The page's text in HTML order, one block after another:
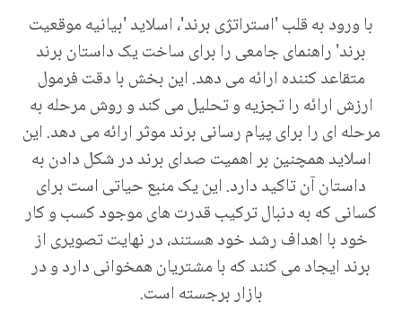
با ورود به قلب 'استراتژی برند'، اسلاید 'بیانیه موقعیت
برند' راهنمای جامعی را برای ساخت یک داستان برند
متقاعد کننده ارائه می دهد. این بخش با دقت فرمول
ارزش ارائه را تجزیه و تحلیل می کند و روش مرحله به
مرحله ای را برای پیام رسانی برند موثر ارائه می دهد. این
اسلاید همچنین بر اهمیت صدای برند در شکل دادن به
داستان آن تاکید دارد. این یک منبع حیاتی است برای
کسانی که به دنبال ترکیب قدرت های موجود کسب و کار
خود با اهداف رشد خود هستند، در نهایت تصویری از
برند ایجاد می کنند که با مشتریان همخوانی دارد و در
بازار برجسته است.